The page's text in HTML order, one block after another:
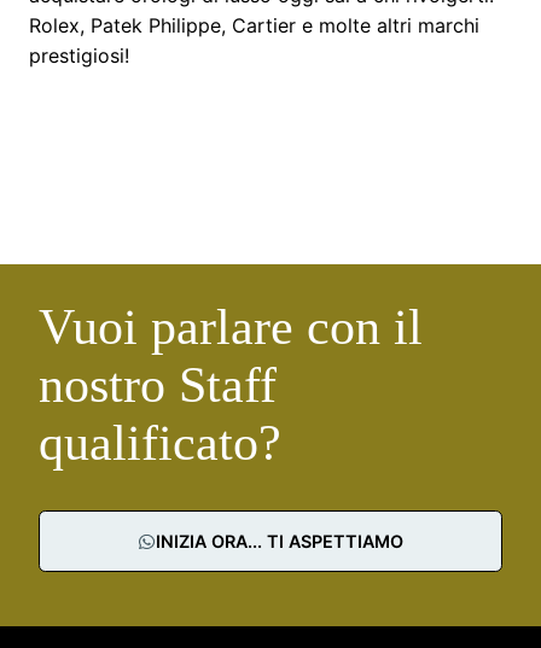
Rolex, Patek Philippe, Cartier e molte altri marchi
prestigiosi!
Vuoi parlare con il
nostro Staff
qualificato?
INIZIA ORA... TI ASPETTIAMO